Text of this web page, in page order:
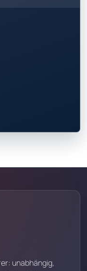
unabhängig,